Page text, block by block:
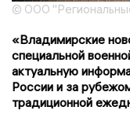
© ООО
«Владимирские
специальной
актуальную
России и за
традиционной